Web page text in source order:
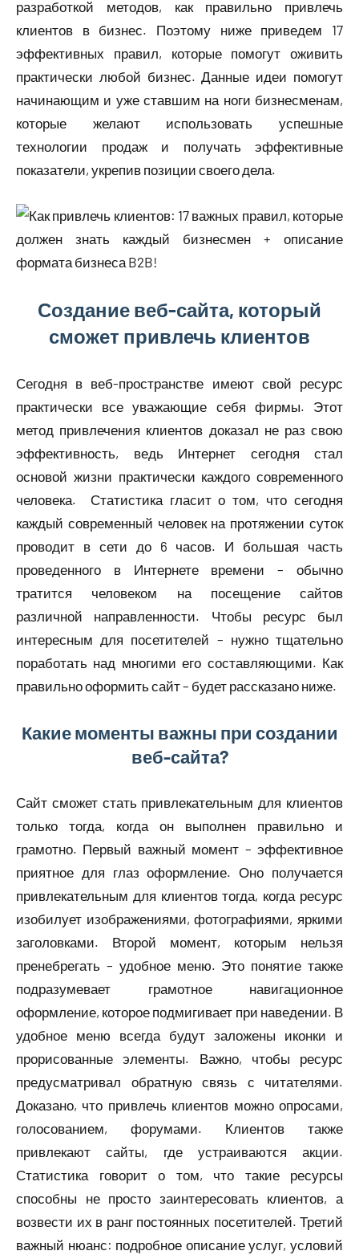
разработкой методов, как правильно привлечь
клиентов в бизнес. Поэтому ниже приведем 17
эффективных правил, которые помогут оживить
практически любой бизнес. Данные идеи помогут
начинающим и уже ставшим на ноги бизнесменам,
которые желают использовать успешные
технологии продаж и получать эффективные
показатели, укрепив позиции своего дела.
Создание веб-сайта, который
сможет привлечь клиентов
Сегодня в веб-пространстве имеют свой ресурс
практически все уважающие себя фирмы. Этот
метод привлечения клиентов доказал не раз свою
эффективность, ведь Интернет сегодня стал
основой жизни практически каждого современного
человека. Статистика гласит о том, что сегодня
каждый современный человек на протяжении суток
проводит в сети до 6 часов. И большая часть
проведенного в Интернете времени – обычно
тратится человеком на посещение сайтов
различной направленности. Чтобы ресурс был
интересным для посетителей – нужно тщательно
поработать над многими его составляющими. Как
правильно оформить сайт – будет рассказано ниже.
Какие моменты важны при создании
веб-сайта?
Сайт сможет стать привлекательным для клиентов
только тогда, когда он выполнен правильно и
грамотно. Первый важный момент – эффективное
приятное для глаз оформление. Оно получается
привлекательным для клиентов тогда, когда ресурс
изобилует изображениями, фотографиями, яркими
заголовками. Второй момент, которым нельзя
пренебрегать – удобное меню. Это понятие также
подразумевает грамотное навигационное
оформление, которое подмигивает при наведении. В
удобное меню всегда будут заложены иконки и
прорисованные элементы. Важно, чтобы ресурс
предусматривал обратную связь с читателями.
Доказано, что привлечь клиентов можно опросами,
голосованием, форумами. Клиентов также
привлекают сайты, где устраиваются акции.
Статистика говорит о том, что такие ресурсы
способны не просто заинтересовать клиентов, а
возвести их в ранг постоянных посетителей. Третий
важный нюанс: подробное описание услуг, условий